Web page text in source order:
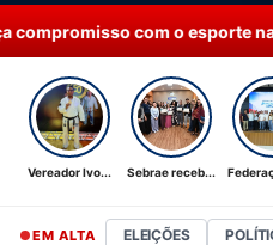
esporte nas periferias 13:49 |
Vereador Ivo... Sebrae receb...
EM ALTA ELEIÇÕES